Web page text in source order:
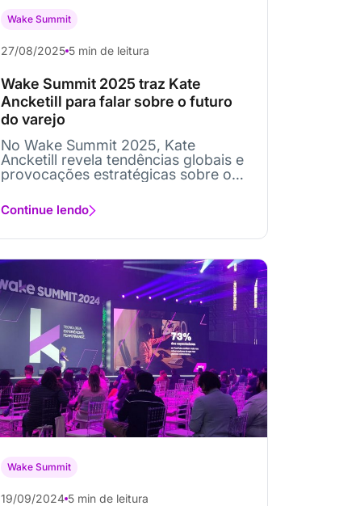
Wake Summit
27/08/2025 5 min de leitura
Wake Summit 2025 traz Kate
Ancketill para falar sobre o futuro
do varejo
No Wake Summit 2025, Kate
Ancketill revela tendências globais e
provocações estratégicas sobre o
Continue lendo
Wake Summit
19/09/2024 5 min de leitura